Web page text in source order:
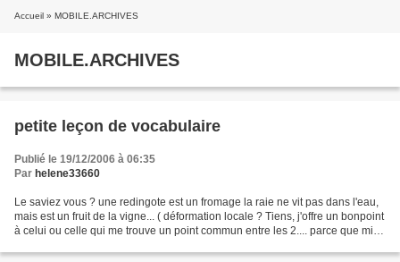
Accueil » MOBILE.ARCHIVES
MOBILE.ARCHIVES
petite leçon de vocabulaire
Publié le 19/12/2006 à 06:35
Par helene33660
Le saviez vous ? une redingote est un fromage la raie ne vit pas dans l'eau,
mais est un fruit de la vigne... ( déformation locale ? Tiens, j'offre un bonpoint
à celui ou celle qui me trouve un point commun entre les 2.... parce que mine